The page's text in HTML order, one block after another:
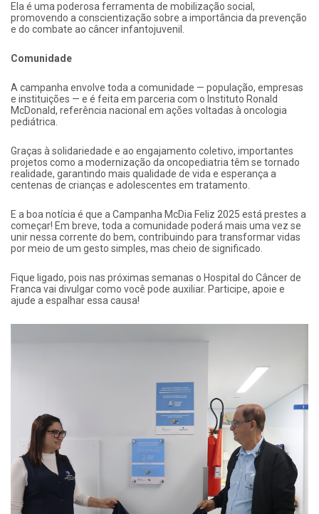
Ela é uma poderosa ferramenta de mobilização social,
promovendo a conscientização sobre a importância da prevenção
e do combate ao câncer infantojuvenil.
Comunidade
A campanha envolve toda a comunidade — população, empresas
e instituições — e é feita em parceria com o Instituto Ronald
McDonald, referência nacional em ações voltadas à oncologia
pediátrica.
Graças à solidariedade e ao engajamento coletivo, importantes
projetos como a modernização da oncopediatria têm se tornado
realidade, garantindo mais qualidade de vida e esperança a
centenas de crianças e adolescentes em tratamento.
E a boa notícia é que a Campanha McDia Feliz 2025 está prestes a
começar! Em breve, toda a comunidade poderá mais uma vez se
unir nessa corrente do bem, contribuindo para transformar vidas
por meio de um gesto simples, mas cheio de significado.
Fique ligado, pois nas próximas semanas o Hospital do Câncer de
Franca vai divulgar como você pode auxiliar. Participe, apoie e
ajude a espalhar essa causa!